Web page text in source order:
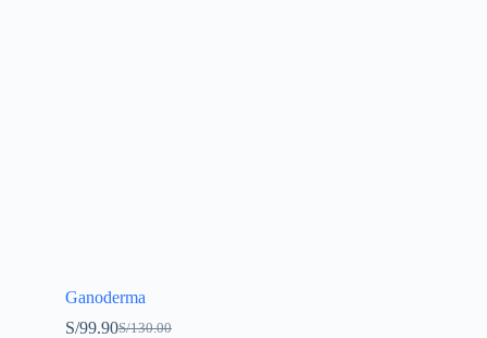
Ganoderma
S/130.00
S/99.90